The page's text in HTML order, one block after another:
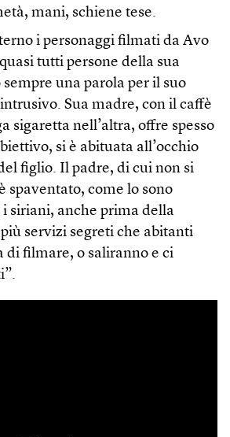
mani, schiene tese.
i personaggi filmati da Avo
tutti persone della sua
una parola per il suo
Sua madre, con il caffè
sigaretta nell’altra, offre spesso
si è abituata all’occhio
figlio. Il padre, di cui non si
spaventato, come lo sono
siriani, anche prima della
servizi segreti che abitanti
di filmare, o saliranno e ci